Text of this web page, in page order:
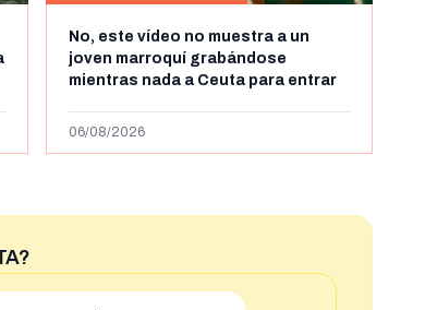
No, este vídeo no muestra a un
joven marroquí grabándose
mientras nada a Ceuta para entrar
más de 450km de Ceuta y el autor lo
06/08/2026